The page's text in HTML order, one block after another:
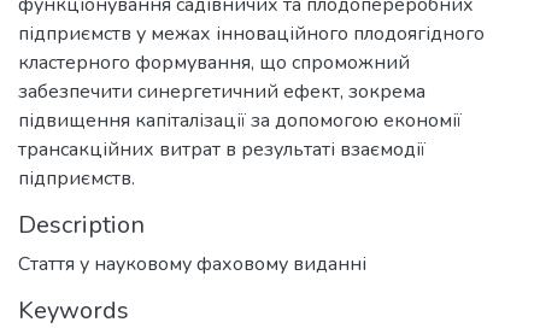
підприємств у межах інноваційного плодоягідного
кластерного формування, що спроможний
забезпечити синергетичний ефект, зокрема
підвищення капіталізації за допомогою економії
трансакційних витрат в результаті взаємодії
підприємств.
Description
Стаття у науковому фаховому виданні
Keywords